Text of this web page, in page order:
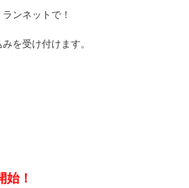
ンネットで！
を受け付けます。
！